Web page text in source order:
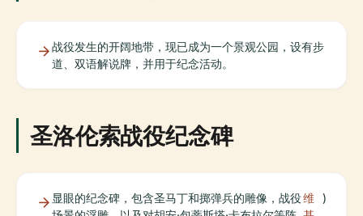
战役发生的开阔地带，现已成为一个景观公园，设有步
道、双语解说牌，并用于纪念活动。
圣洛伦索战役纪念碑
显眼的纪念碑，包含圣马丁和掷弹兵的雕像，战役维
)